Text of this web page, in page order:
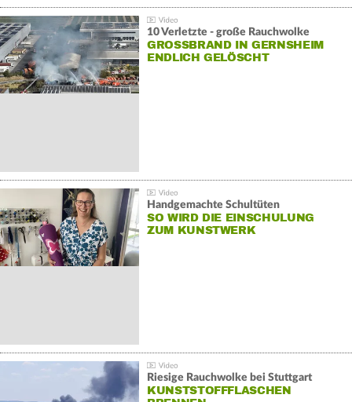
10 Verletzte - große Rauchwolke
GROSSBRAND IN GERNSHEIM E
NDLICH GELÖSCHT
Handgemachte Schultüten
SO WIRD DIE EINSCHULUNG
ZUM KUNSTWERK
Riesige Rauchwolke bei Stuttgart
KUNSTSTOFFFLASCHEN